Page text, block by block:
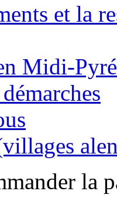
et la
Midi-
la